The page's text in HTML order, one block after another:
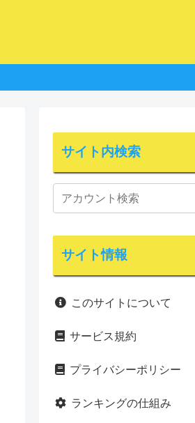
サイト内検索
サイト情報
このサイトについて
サービス規約
プライバシーポリシー
ランキングの仕組み